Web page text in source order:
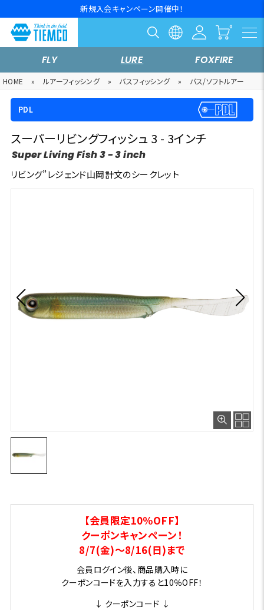
新規入会キャンペーン開催中！
FLY LURE FOXFIRE
HOME » ルアーフィッシング » バスフィッシング » バス/ソフトルアー
PDL
スーパーリビングフィッシュ 3 - 3インチ
Super Living Fish 3 - 3 inch
リビング”レジェンド山岡計文のシークレット
【会員限定10％OFF】
クーポンキャンペーン！
8/7(金)～8/16(日)まで
会員ログイン後、商品購入時に
クーポンコードを入力すると10％OFF！
↓ クーポンコード ↓